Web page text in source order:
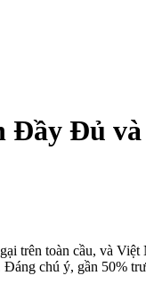
Đầy Đủ
trên toàn cầu, và
chú ý, gần 50%